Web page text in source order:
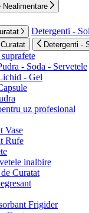
Nealimentare
Detergenti -
Detergenti -
- Soda - Servetele
- Gel
uz profesional
Vase
Rufe
inalbire
Curatat
Frigider